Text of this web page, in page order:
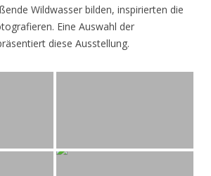
Wildwasser bilden, inspirierten die
Eine Auswahl der
diese Ausstellung.